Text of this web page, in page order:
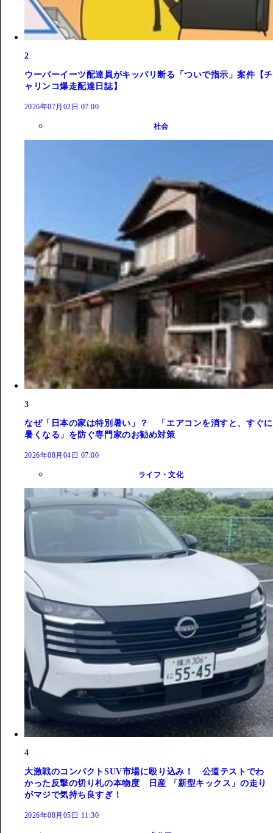
2
ウーバーイーツ配達員がキッパリ断る「ついで指示」案件【チ
ャリンコ爆走配達日誌】
2026年07月02日 07:00
社会
3
なぜ「日本の家は特別暑い」？ 「エアコンを消すと、すぐに
暑くなる」を防ぐ専門家のお勧め対策
2026年08月04日 07:00
ライフ・文化
4
大激戦のコンパクトSUV市場に殴り込み！ 公道テストでわ
かった反撃の切り札の本物度 日産 「新型キックス」の走り
がマジで気持ち良すぎ！
2026年08月05日 11:30